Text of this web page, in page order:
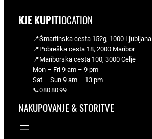
KJE KUPITIOCATION
📍Šmartinska cesta 152g, 1000 Ljubljana
📍Pobreška cesta 18, 2000 Maribor
📍Mariborska cesta 100, 3000 Celje
Mon – Fri 9 am – 9 pm
Sat – Sun 9 am – 13 pm
📞080 80 99
NAKUPOVANJE & STORITVE